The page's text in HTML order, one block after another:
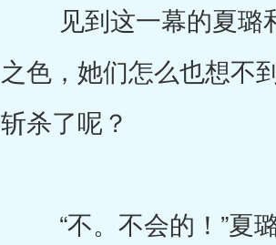
见到这一幕的夏璐和
之色，她们怎么也想不
斩杀了呢？
“不。不会的！”夏璐